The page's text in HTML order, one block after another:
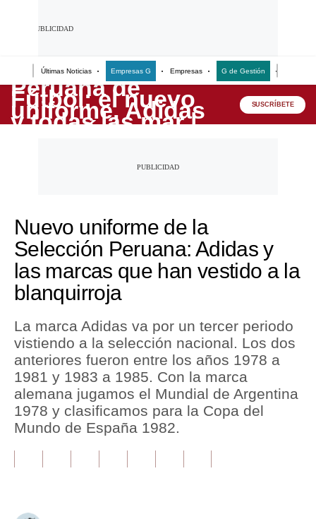
Últimas Noticias Empresas G Empresas G de Gestión
Lo último
Peru Quiosco
Economía
Mercados
Perú
Tu Dinero
Finanzas Personales
Inmobiliarias
Plus G
Pregunta de hoy
SUSCRÍBETE
Nuevo uniforme de la
Selección Peruana: Adidas y
las marcas que han vestido a la
blanquirroja
La marca Adidas va por un tercer periodo
vistiendo a la selección nacional. Los dos
anteriores fueron entre los años 1978 a
1981 y 1983 a 1985. Con la marca
alemana jugamos el Mundial de Argentina
1978 y clasificamos para la Copa del
Mundo de España 1982.